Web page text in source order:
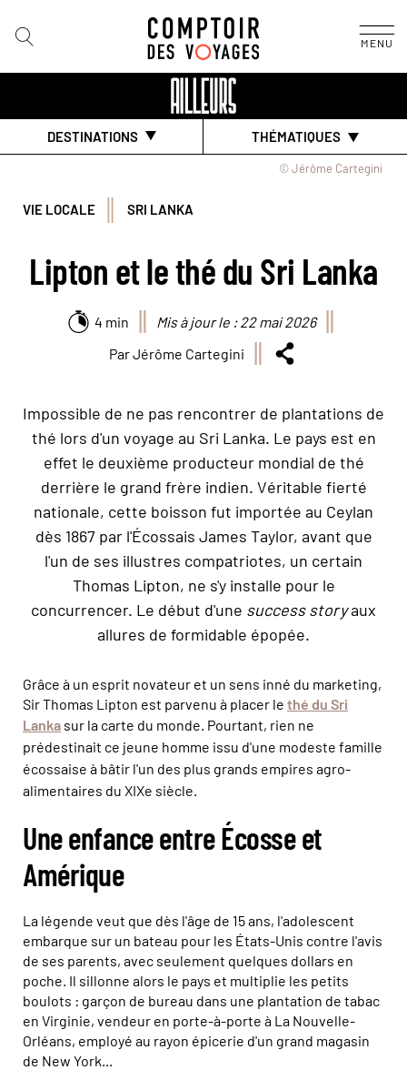
MENU
DESTINATIONS THÉMATIQUES
© Jérôme Cartegini
VIE LOCALE SRI LANKA
Lipton et le thé du Sri Lanka
4 min
Mis à jour le : 22 mai 2026
Par Jérôme Cartegini
Impossible de ne pas rencontrer de plantations de
thé lors d'un voyage au Sri Lanka. Le pays est en
effet le deuxième producteur mondial de thé
derrière le grand frère indien. Véritable fierté
nationale, cette boisson fut importée au Ceylan
dès 1867 par l'Écossais James Taylor, avant que
l'un de ses illustres compatriotes, un certain
Thomas Lipton, ne s'y installe pour le
concurrencer. Le début d'une success storyaux
allures de formidable épopée.
Grâce à un esprit novateur et un sens inné du marketing,
Sir Thomas Lipton est parvenu à placer le thé du Sri
Lanka sur la carte du monde. Pourtant, rien ne
prédestinait ce jeune homme issu d'une modeste famille
écossaise à bâtir l'un des plus grands empires agro-
alimentaires du XIXe siècle.
Une enfance entre Écosse et
Amérique
La légende veut que dès l'âge de 15 ans, l'adolescent
embarque sur un bateau pour les États-Unis contre l'avis
de ses parents, avec seulement quelques dollars en
poche. Il sillonne alors le pays et multiplie les petits
boulots : garçon de bureau dans une plantation de tabac
en Virginie, vendeur en porte-à-porte à La Nouvelle-
Orléans, employé au rayon épicerie d'un grand magasin
de New York...